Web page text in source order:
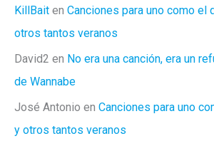
KillBait en Canciones para uno como el
otros tantos veranos
David2 en No era una canción, era un
de Wannabe
José Antonio en Canciones para uno
y otros tantos veranos